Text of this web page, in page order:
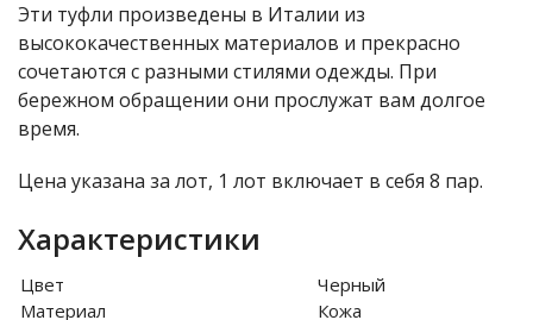
Эти туфли произведены в Италии из
высококачественных материалов и прекрасно
сочетаются с разными стилями одежды. При
бережном обращении они прослужат вам долгое
время.
Цена указана за лот, 1 лот включает в себя 8 пар.
Характеристики
Цвет
Черный
Материал
Кожа